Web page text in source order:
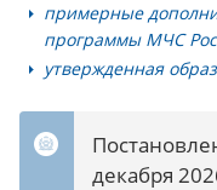
примерные
программы МЧС
утвержденная
декабря